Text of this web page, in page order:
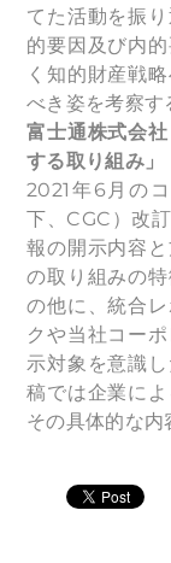
てた活動を振
的要因及び内
く知的財産戦
べき姿を考察す
富士通株式会
する取り組み」
2021年6月の
下、CGC）改
報の開示内容
の取り組みの
の他に、統合
クや当社コー
示対象を意識
稿では企業に
その具体的な内